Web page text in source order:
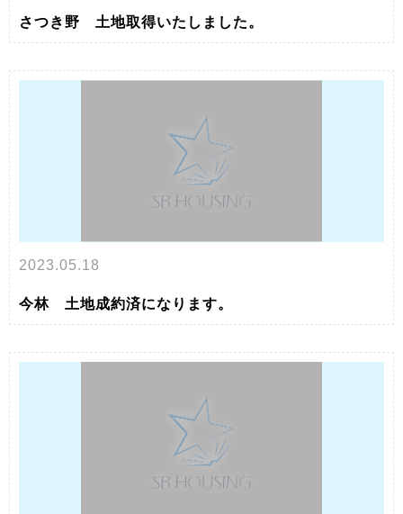
さつき野 土地取得いたしました。
2023.05.18
今林 土地成約済になります。